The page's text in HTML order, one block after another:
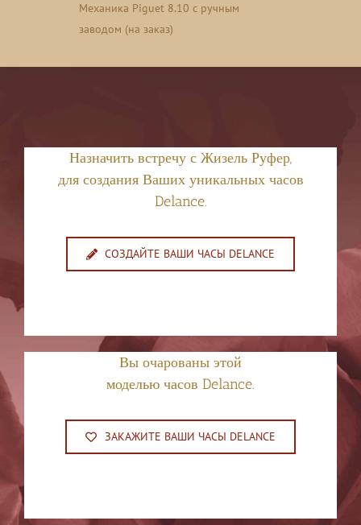
Mеханика Piguet 8.10 с ручным
заводом (на заказ)
Назначить встречу с Жизель Руфер,
для создания Ваших уникальных часов
Delance.
СОЗДАЙТЕ ВАШИ ЧАСЫ DELANCE
Вы очарованы этой
моделью часов Delance.
ЗАКАЖИТЕ ВАШИ ЧАСЫ DELANCE